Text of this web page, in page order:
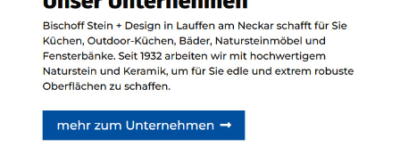
Siehe auch Natursteine
Remchingen -
Bischoff Stein + Design:
✓Badfliesen,
Küchenarbeitsplatten,